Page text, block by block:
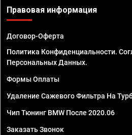
Правовая информация
Договор-Оферта
Политика Конфиденциальности.
Персональных Данных.
Формы Оплаты
Удаление Сажевого Фильтра На
Чип Тюнинг BMW После 2020.06
Заказать Звонок